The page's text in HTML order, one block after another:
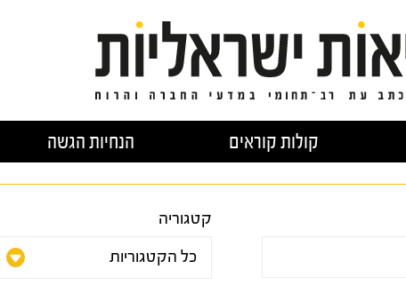
קולות קוראים הנחיות הגשה
קטגוריה